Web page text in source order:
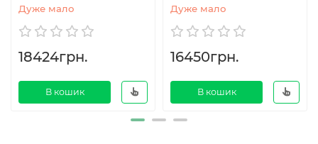
Дуже мало
18424грн.
В кошик
Дуже мало
16450грн.
В кошик